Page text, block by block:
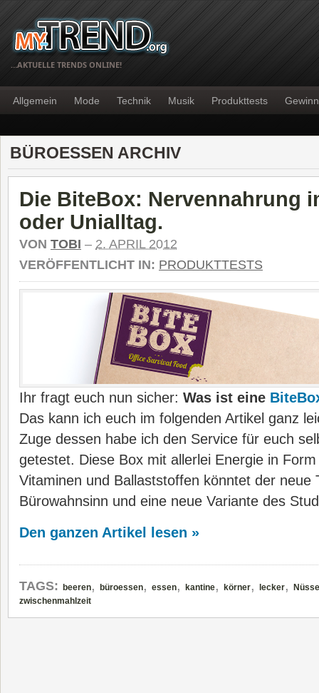
…AKTUELLE TRENDS ONLINE!
Allgemein Mode Technik Musik Produkttests
BÜROESSEN ARCHIV
Die BiteBox: Nervennahrung
oder Unialltag.
VON TOBI – 2. APRIL 2012
VERÖFFENTLICHT IN: PRODUKTTESTS
Ihr fragt euch nun sicher: Was ist eine
Das kann ich euch im folgenden Artikel ganz
Zuge dessen habe ich den Service für euch
getestet. Diese Box mit allerlei Energie in
Vitaminen und Ballaststoffen könntet der neue
Bürowahnsinn und eine neue Variante des
Den ganzen Artikel lesen »
TAGS: beeren, büroessen, essen, kantine, körner, lecker,
Nüsse
zwischenmahlzeit